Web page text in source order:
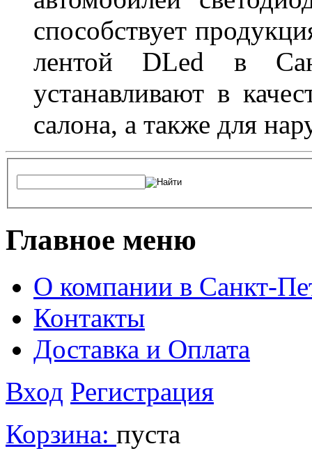
способствует
лентой DLed в
устанавливают в
салона, а также для
Главное меню
О компании в Санкт-
Контакты
Доставка и Оплата
Вход Регистрация
Корзина: пуста